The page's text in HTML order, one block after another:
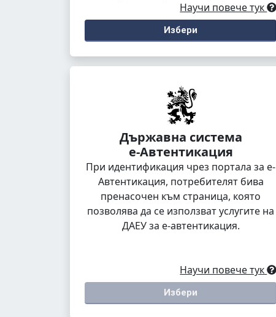
Научи повече тук
Избери
Държавна система
е-Автентикация
При идентификация чрез портала за е-
Автентикация, потребителят бива
пренасочен към страница, която
позволява да се използват услугите на
ДАЕУ за е-автентикация.
Научи повече тук
Избери